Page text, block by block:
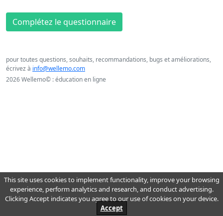
Complétez le questionnaire
pour toutes questions, souhaits, recommandations, bugs et améliorations,
écrivez à info@wellemo.com
2026 Wellemo© : éducation en ligne
This site uses cookies to implement functionality, improve your browsing
experience, perform analytics and research, and conduct advertising.
Clicking Accept indicates you agree to our use of cookies on your device.
Accept